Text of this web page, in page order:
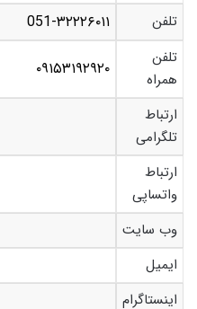
تلفن 051-۳۲۲۲۶۰۱۱
تلفن
همراه
۰۹۱۵۳۱۹۲۹۲۰
ارتباط
تلگرامی
ارتباط
واتساپی
وب سایت
ایمیل
اینستاگرام